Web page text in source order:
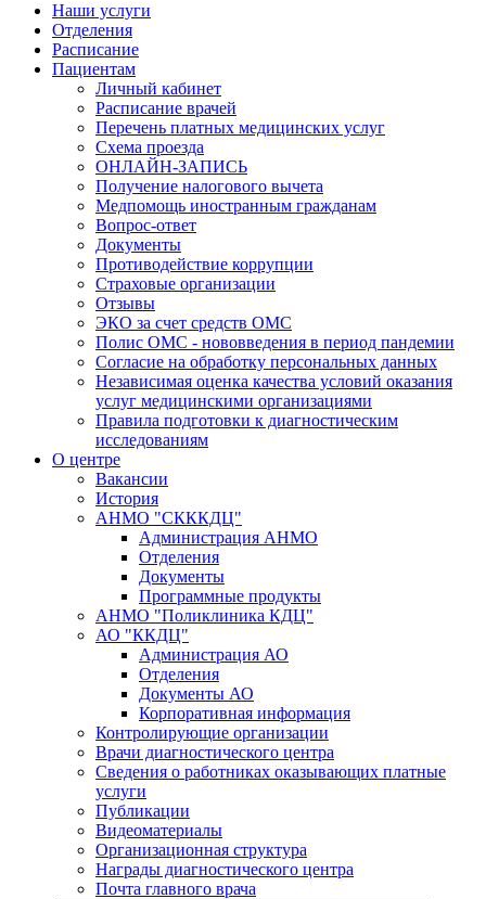
Наши услуги
Отделения
Расписание
Пациентам
Личный кабинет
Расписание врачей
Перечень платных медицинских услуг
Схема проезда
ОНЛАЙН-ЗАПИСЬ
Получение налогового вычета
Медпомощь иностранным гражданам
Вопрос-ответ
Документы
Противодействие коррупции
Страховые организации
Отзывы
ЭКО за счет средств ОМС
Полис ОМС - нововведения в период пандемии
Согласие на обработку персональных данных
Независимая оценка качества условий оказания
услуг медицинскими организациями
Правила подготовки к диагностическим
исследованиям
О центре
Вакансии
История
АНМО "СКККДЦ"
Администрация АНМО
Отделения
Документы
Программные продукты
АНМО "Поликлиника КДЦ"
АО "ККДЦ"
Администрация АО
Отделения
Документы АО
Корпоративная информация
Контролирующие организации
Врачи диагностического центра
Сведения о работниках оказывающих платные
услуги
Публикации
Видеоматериалы
Организационная структура
Награды диагностического центра
Почта главного врача